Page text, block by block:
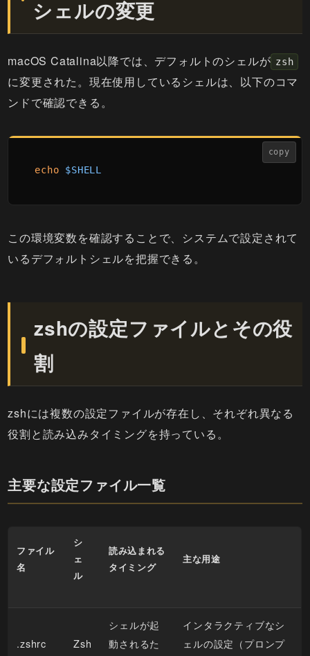
シェルの変更
macOS Catalina以降では、デフォルトのシェルが zsh
に変更された。現在使用しているシェルは、以下のコマ
ンドで確認できる。
copy
echo $SHELL
この環境変数を確認することで、システムで設定されて
いるデフォルトシェルを把握できる。
zshの設定ファイルとその役
割
zshには複数の設定ファイルが存在し、それぞれ異なる
役割と読み込みタイミングを持っている。
主要な設定ファイル一覧
ファイル
名
シ
ェ
ル
読み込まれる
タイミング
主な用途
.zshrc Zsh
シェルが起
動されるた
インタラクティブなシ
ェルの設定（プロンプ